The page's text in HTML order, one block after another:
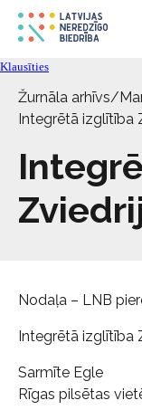
Tehniskie
Aktualitātes
Par biedrību
Klausīties
Žurnāla arhīvs/
Integrētā izglītība
Nodaļa – LNB
Integrētā izglītība
Sarmīte Egle
Rīgas pilsētas